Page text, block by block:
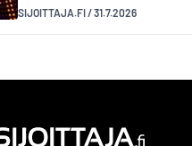
SIJOITTAJA.FI/31.7.2026